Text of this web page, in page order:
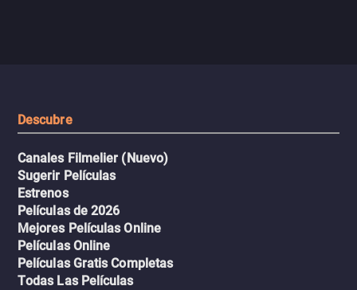
Descubre
Canales Filmelier (Nuevo)
Sugerir Películas
Estrenos
Películas de 2026
Mejores Películas Online
Películas Online
Películas Gratis Completas
Todas Las Películas